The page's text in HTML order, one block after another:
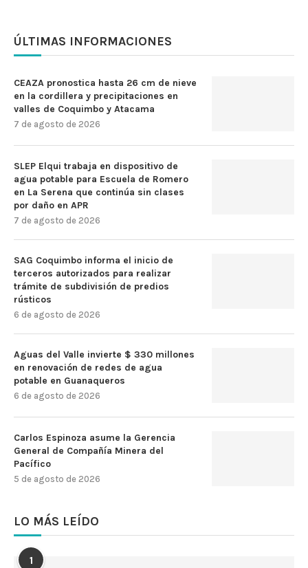
ÚLTIMAS INFORMACIONES
CEAZA pronostica hasta 26 cm de nieve
en la cordillera y precipitaciones en
valles de Coquimbo y Atacama
7 de agosto de 2026
SLEP Elqui trabaja en dispositivo de
agua potable para Escuela de Romero
en La Serena que continúa sin clases
por daño en APR
7 de agosto de 2026
SAG Coquimbo informa el inicio de
terceros autorizados para realizar
trámite de subdivisión de predios
rústicos
6 de agosto de 2026
Aguas del Valle invierte $ 330 millones
en renovación de redes de agua
potable en Guanaqueros
6 de agosto de 2026
Carlos Espinoza asume la Gerencia
General de Compañía Minera del
Pacífico
5 de agosto de 2026
LO MÁS LEÍDO
1